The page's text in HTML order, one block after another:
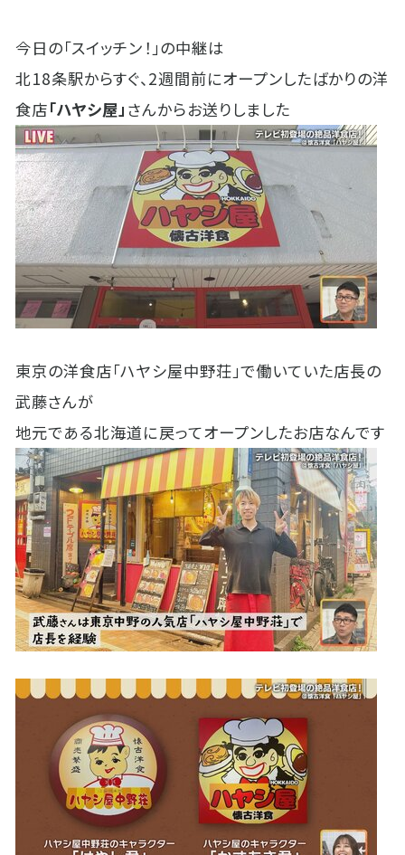
今日の「スイッチン！」の中継は
北18条駅からすぐ、2週間前にオープンしたばかりの洋
食店「ハヤシ屋」 さんからお送りしました
東京の洋食店「ハヤシ屋中野荘」で働いていた店長の
武藤さんが
地元である北海道に戻ってオープンしたお店なんです